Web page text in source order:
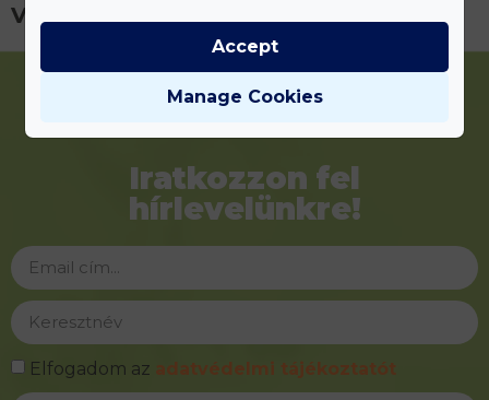
Vérvétel nélküli vitaminszintmérés
Iratkozzon fel
hírlevelünkre!
Elfogadom az adatvédelmi tájékoztatót
Manage Cookies
Accept